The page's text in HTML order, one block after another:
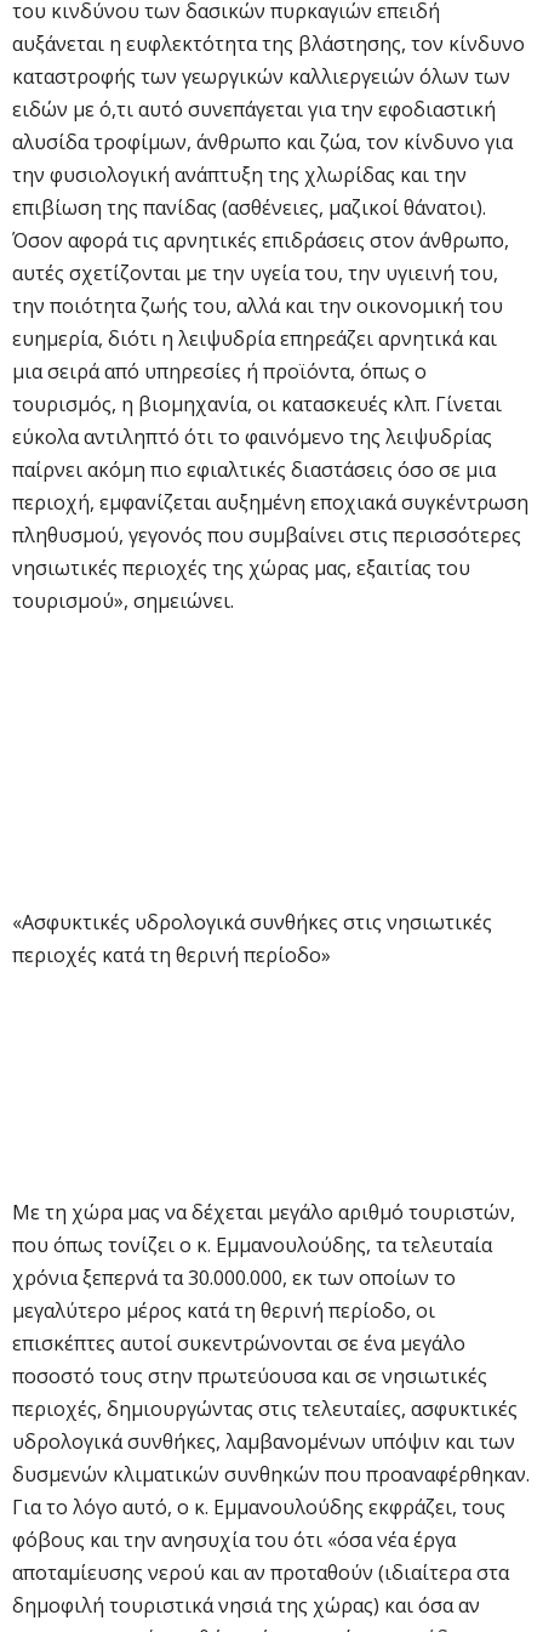
του κινδύνου των δασικών πυρκαγιών επειδή
αυξάνεται η ευφλεκτότητα της βλάστησης, τον κίνδυνο
καταστροφής των γεωργικών καλλιεργειών όλων των
ειδών με ό,τι αυτό συνεπάγεται για την εφοδιαστική
αλυσίδα τροφίμων, άνθρωπο και ζώα, τον κίνδυνο για
την φυσιολογική ανάπτυξη της χλωρίδας και την
επιβίωση της πανίδας (ασθένειες, μαζικοί θάνατοι).
Όσον αφορά τις αρνητικές επιδράσεις στον άνθρωπο,
αυτές σχετίζονται με την υγεία του, την υγιεινή του,
την ποιότητα ζωής του, αλλά και την οικονομική του
ευημερία, διότι η λειψυδρία επηρεάζει αρνητικά και
μια σειρά από υπηρεσίες ή προϊόντα, όπως ο
τουρισμός, η βιομηχανία, οι κατασκευές κλπ. Γίνεται
εύκολα αντιληπτό ότι το φαινόμενο της λειψυδρίας
παίρνει ακόμη πιο εφιαλτικές διαστάσεις όσο σε μια
περιοχή, εμφανίζεται αυξημένη εποχιακά συγκέντρωση
πληθυσμού, γεγονός που συμβαίνει στις περισσότερες
νησιωτικές περιοχές της χώρας μας, εξαιτίας του
τουρισμού», σημειώνει.
«Ασφυκτικές υδρολογικά συνθήκες στις νησιωτικές
περιοχές κατά τη θερινή περίοδο»
Με τη χώρα μας να δέχεται μεγάλο αριθμό τουριστών,
που όπως τονίζει ο κ. Εμμανουλούδης, τα τελευταία
χρόνια ξεπερνά τα 30.000.000, εκ των οποίων το
μεγαλύτερο μέρος κατά τη θερινή περίοδο, οι
επισκέπτες αυτοί συκεντρώνονται σε ένα μεγάλο
ποσοστό τους στην πρωτεύουσα και σε νησιωτικές
περιοχές, δημιουργώντας στις τελευταίες, ασφυκτικές
υδρολογικά συνθήκες, λαμβανομένων υπόψιν και των
δυσμενών κλιματικών συνθηκών που προαναφέρθηκαν.
Για το λόγο αυτό, ο κ. Εμμανουλούδης εκφράζει, τους
φόβους και την ανησυχία του ότι «όσα νέα έργα
αποταμίευσης νερού και αν προταθούν (ιδιαίτερα στα
δημοφιλή τουριστικά νησιά της χώρας) και όσα αν